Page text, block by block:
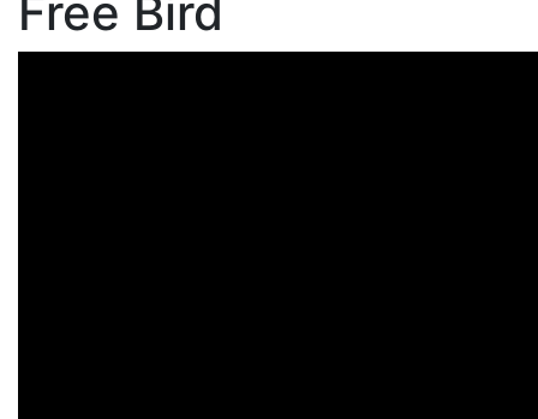
Free Bird